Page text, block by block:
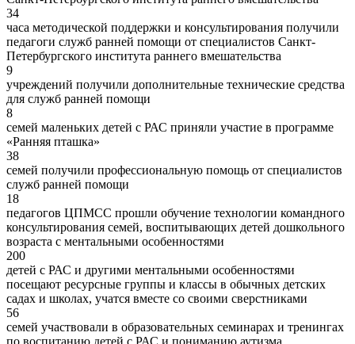
34
часа методической поддержки и консультирования получили
педагоги служб ранней помощи от специалистов Санкт-
Петербургского института раннего вмешательства
9
учреждений получили дополнительные технические средства
для служб ранней помощи
8
семей маленьких детей с РАС приняли участие в программе
«Ранняя пташка»
38
семей получили профессиональную помощь от специалистов
служб ранней помощи
18
педагогов ЦПМСС прошли обучение технологии командного
консультирования семей, воспитывающих детей дошкольного
возраста с ментальными особенностями
200
детей с РАС и другими ментальными особенностями
посещают ресурсные группы и классы в обычных детских
садах и школах, учатся вместе со своими сверстниками
56
семей участвовали в образовательных семинарах и тренингах
по воспитанию детей с РАС и пониманию аутизма